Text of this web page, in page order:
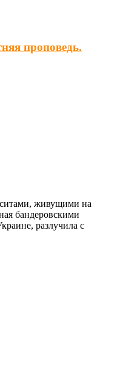
проповедь.
живущими на
бандеровскими
разлучила с